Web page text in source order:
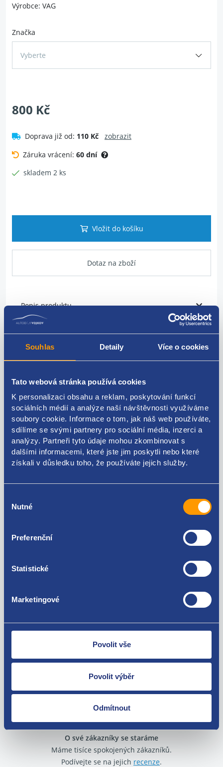
Souhlas Detaily Více o cookies
Tato webová stránka používá cookies
K personalizaci obsahu a reklam, poskytování funkcí
sociálních médií a analýze naší návštěvnosti využíváme
soubory cookie. Informace o tom, jak náš web používáte,
sdílíme se svými partnery pro sociální média, inzerci a
analýzy. Partneři tyto údaje mohou zkombinovat s
dalšími informacemi, které jste jim poskytli nebo které
získali v důsledku toho, že používáte jejich služby.
souhlasu
Nutné
Preferenční
Statistické
Marketingové
Povolit vše
Povolit výběr
Odmítnout
Výrobce: VAG
Značka
Vyberte
800 Kč
Doprava již od: 110 Kč
zobrazit
Záruka vrácení: 60 dní
skladem 2 ks
Vložit do košíku
Dotaz na zboží
Popis produktu
vodící lišta pro střešní nosič
VAG original: 7L6860181F
Kódy produktu
7L6860181F
Volkswagen Touareg 2002 - 2013
Nejste spokojeni? Vyřešíme to!
Zboží můžete vrátit do 60 dnů od
zakoupení. Nebo vám pošleme náhradu.
O své zákazníky se staráme
Máme tisíce spokojených zákazníků.
Podívejte se na jejich recenze.